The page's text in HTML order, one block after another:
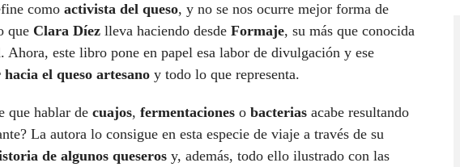
como activista del queso, y no se nos ocurre mejor forma de
que Clara Díez lleva haciendo desde Formaje, su más que conocida
Ahora, este libro pone en papel esa labor de divulgación y ese
el queso artesano y todo lo que representa.
que hablar de cuajos, fermentaciones o bacterias acabe resultando
La autora lo consigue en esta especie de viaje a través de su
de algunos queseros y, además, todo ello ilustrado con las